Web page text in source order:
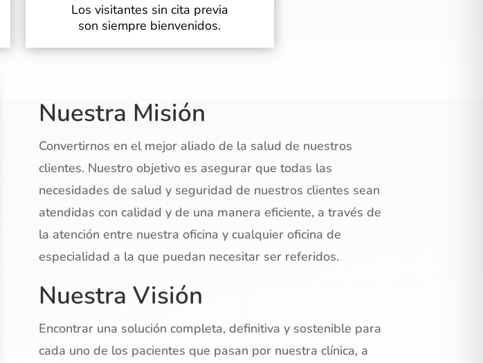
Los visitantes sin cita previa
son siempre bienvenidos.
Nuestra Misión
Convertirnos en el mejor aliado de la salud de nuestros
clientes. Nuestro objetivo es asegurar que todas las
necesidades de salud y seguridad de nuestros clientes sean
atendidas con calidad y de una manera eficiente, a través de
la atención entre nuestra oficina y cualquier oficina de
especialidad a la que puedan necesitar ser referidos.
Nuestra Visión
Encontrar una solución completa, definitiva y sostenible para
cada uno de los pacientes que pasan por nuestra clínica, a